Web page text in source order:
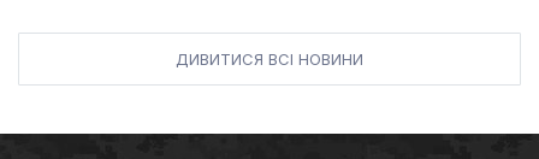
ДИВИТИСЯ ВСІ НОВИНИ